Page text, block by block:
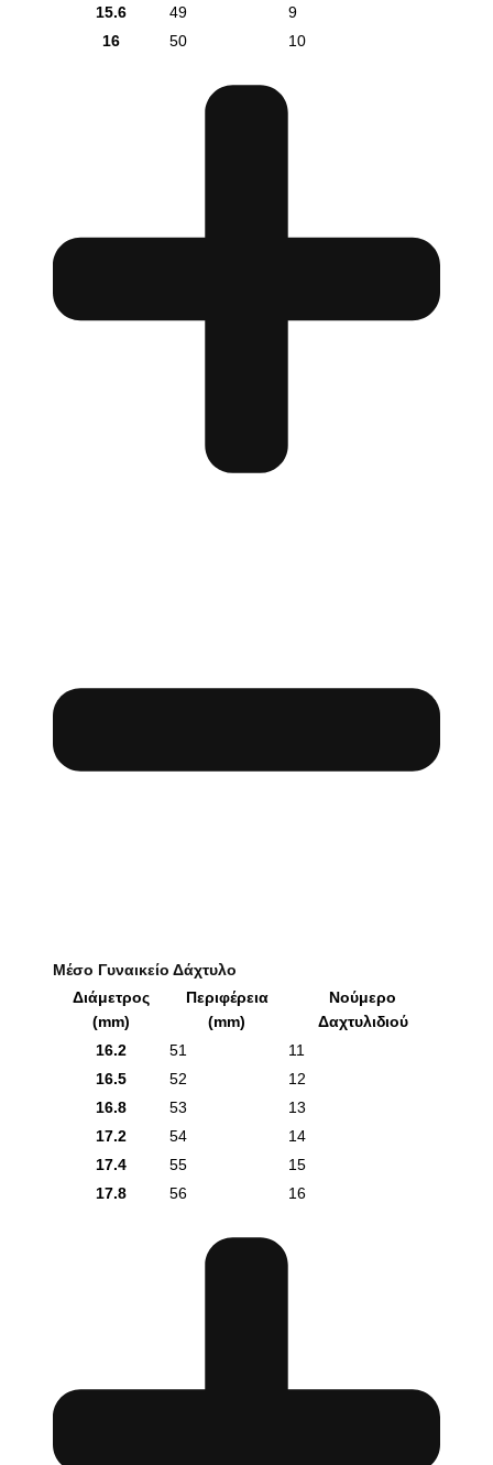
15.6 49
9
16
50 10
Μέσο Γυναικείο Δάχτυλο
Διάμετρος
(mm)
Περιφέρεια
(mm)
Νούμερο
Δαχτυλιδιού
16.2
51
11
16.5
52
12
16.8
53
13
17.2
54
14
17.4
55
15
17.8
56 16